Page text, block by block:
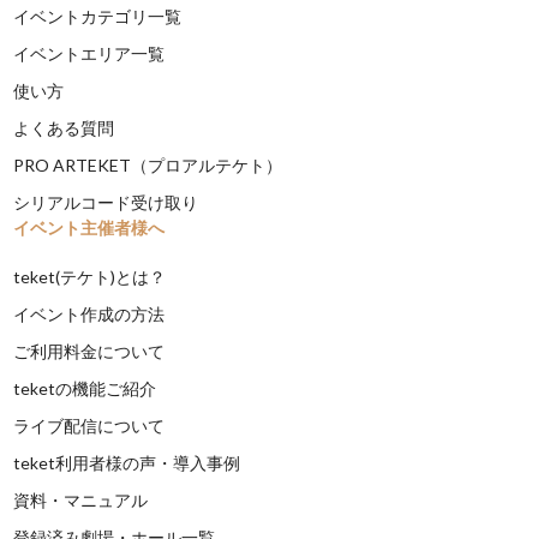
イベントカテゴリ一覧
イベントエリア一覧
使い方
よくある質問
PRO ARTEKET（プロアルテケト）
シリアルコード受け取り
イベント主催者様へ
teket(テケト)とは？
イベント作成の方法
ご利用料金について
teketの機能ご紹介
ライブ配信について
teket利用者様の声・導入事例
資料・マニュアル